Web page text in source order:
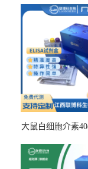
大鼠白细胞介素